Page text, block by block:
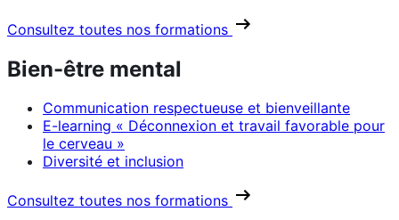
Consultez toutes nos formations
Bien-être mental
Communication respectueuse et bienveillante
E-learning « Déconnexion et travail favorable pour
le cerveau »
Diversité et inclusion
Consultez toutes nos formations